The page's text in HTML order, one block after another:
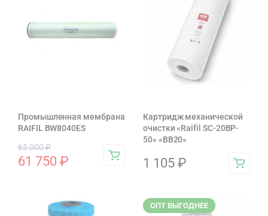
Промышленная мембрана
RAIFIL BW8040ES
65 000₽
61 750 ₽
Картридж механической
очистки «Raifil SC-20BP-
50» «BB20»
1 105 ₽
ОПТ ВЫГОДНЕЕ